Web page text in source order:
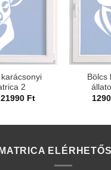
2
21990 FtÁrtartomány:
Bölcs
1290